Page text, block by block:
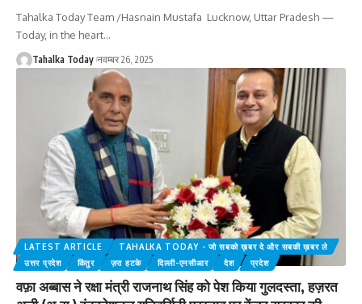
Tahalka Today Team /Hasnain Mustafa Lucknow, Uttar Pradesh —
Today, in the heart…
Tahalka Today नवम्बर 26, 2025
LATEST ARTICLE
TAHALKA TODAY - जो सबको ख़बर दे और सबकी ख़बर ले
उत्तर प्रदेश
किंतुर ज़रा हटके दिल्ली-एनसीआर देश प्रदेश
वफ़ा अब्बास ने रक्षा मंत्री राजनाथ सिंह को पेश किया गुलदस्ता, हज़रत